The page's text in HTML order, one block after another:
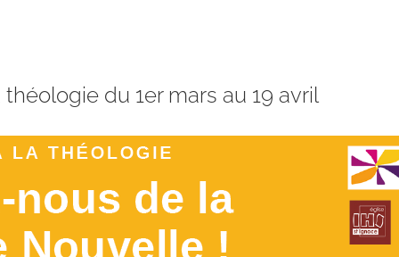
théologie du 1er mars au 19 avril